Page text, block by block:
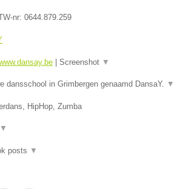
nr: 0644.879.259
| Screenshot ▼
dansschool in Grimbergen genaamd DansaY. ▼
HipHop, Zumba
▼
posts ▼